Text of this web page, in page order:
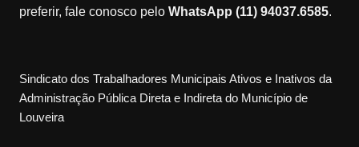
preferir, fale conosco peloWhatsApp (11) 94037.6585.
Sindicato dos Trabalhadores Municipais Ativos e Inativos da
Administração Pública Direta e Indireta do Município de
Louveira